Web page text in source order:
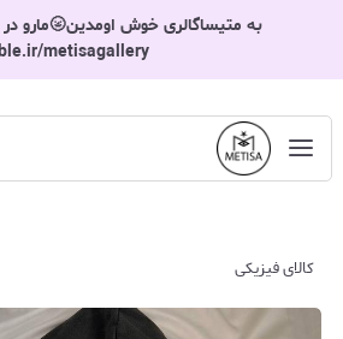
به متیساگالری خوش اومدین🌝مارو
metisagallery
کالای فیزیکی